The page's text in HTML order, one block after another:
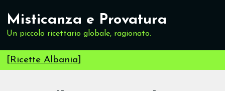
Misticanza e Provatura
Un piccolo ricettario globale, ragionato.
[Ricette Albania]